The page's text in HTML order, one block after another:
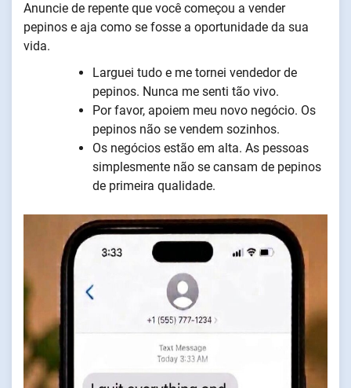
Anuncie de repente que você começou a vender
pepinos e aja como se fosse a oportunidade da sua
vida.
Larguei tudo e me tornei vendedor de
pepinos. Nunca me senti tão vivo.
Por favor, apoiem meu novo negócio. Os
pepinos não se vendem sozinhos.
Os negócios estão em alta. As pessoas
simplesmente não se cansam de pepinos
de primeira qualidade.